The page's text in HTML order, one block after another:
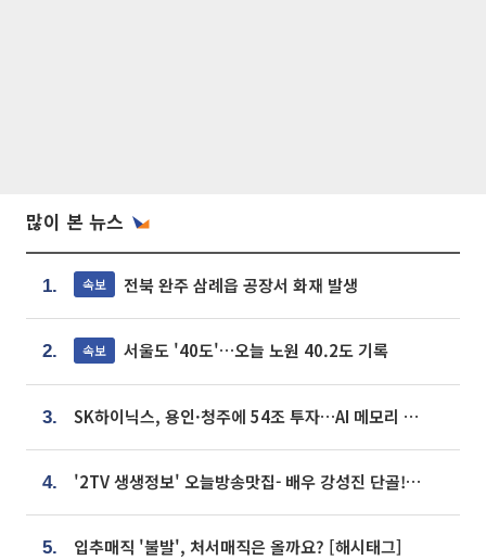
많이 본 뉴스
1. 속보 전북 완주 삼례읍 공장서 화재 발생
2. 속보 서울도 '40도'…오늘 노원 40.2도 기록
3. SK하이닉스, 용인·청주에 54조 투자…AI 메모리 생산기지 키운다
4. '2TV 생생정보' 오늘방송맛집- 배우 강성진 단골! 쌀국수ㆍ푸팟퐁 커리 맛집 '블○○○'
5. 입추매직 '불발', 처서매직은 올까요? [해시태그]